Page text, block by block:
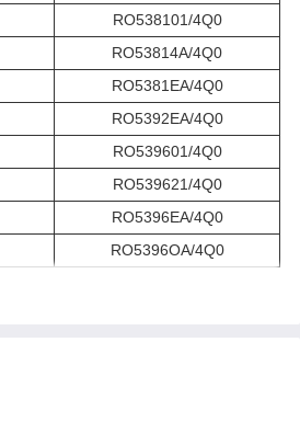
RO538101/4Q0
RO53814A/4Q0
RO5381EA/4Q0
RO5392EA/4Q0
RO539601/4Q0
RO539621/4Q0
RO5396EA/4Q0
RO5396OA/4Q0